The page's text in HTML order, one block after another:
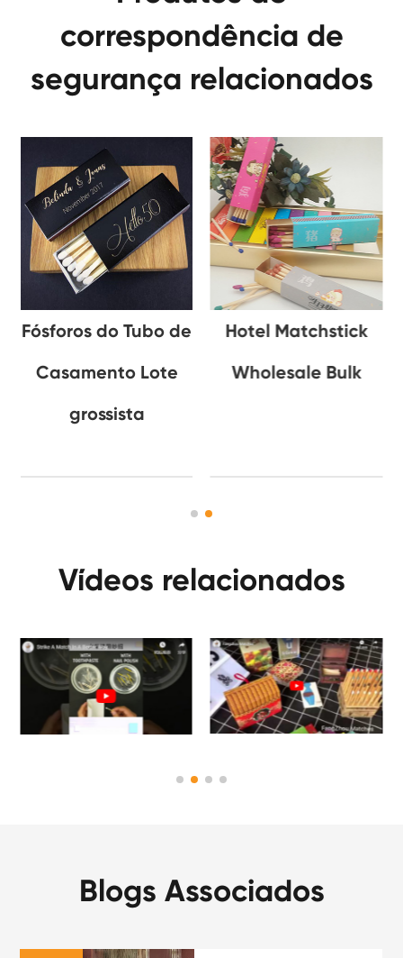
correspondência de
segurança relacionados
Fósforos do Tubo de
Casamento Lote
grossista
Hotel Matchstick
Wholesale Bulk
Vídeos relacionados
Blogs Associados